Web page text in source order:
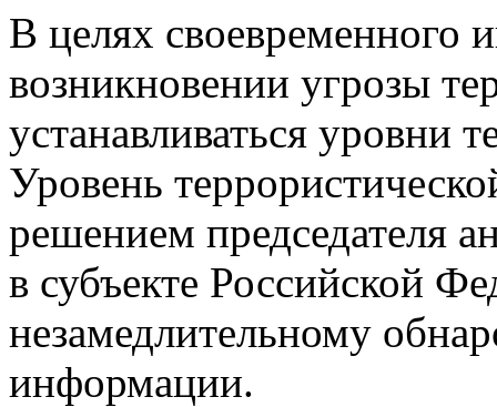
В целях своевременного
возникновении угрозы
устанавливаться уровни
Уровень
решением председателя
в субъекте Российской
незамедлительному
информации.